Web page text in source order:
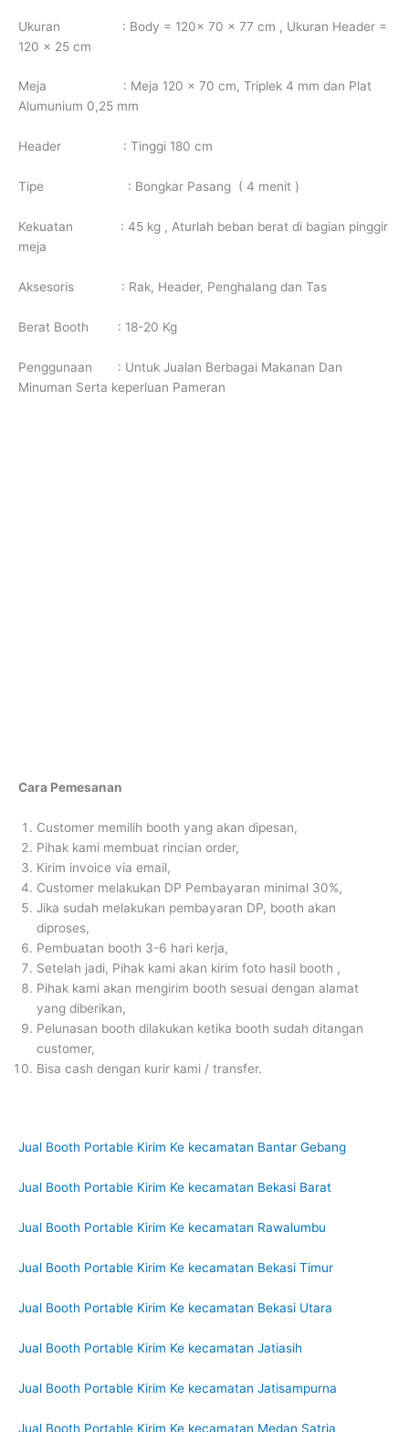
Ukuran : Body = 120x 70 x 77 cm , Ukuran Header =
120 x 25 cm
Meja : Meja 120 x 70 cm, Triplek 4 mm dan Plat
Alumunium 0,25 mm
Header : Tinggi 180 cm
Tipe : Bongkar Pasang ( 4 menit )
Kekuatan : 45 kg , Aturlah beban berat di bagian pinggir
meja
Aksesoris : Rak, Header, Penghalang dan Tas
Berat Booth : 18-20 Kg
Penggunaan : Untuk Jualan Berbagai Makanan Dan
Minuman Serta keperluan Pameran
Cara Pemesanan
Customer memilih booth yang akan dipesan,
Pihak kami membuat rincian order,
Kirim invoice via email,
Customer melakukan DP Pembayaran minimal 30%,
Jika sudah melakukan pembayaran DP, booth akan
diproses,
Pembuatan booth 3-6 hari kerja,
Setelah jadi, Pihak kami akan kirim foto hasil booth ,
Pihak kami akan mengirim booth sesuai dengan alamat
yang diberikan,
Pelunasan booth dilakukan ketika booth sudah ditangan
customer,
Bisa cash dengan kurir kami / transfer.
Jual Booth Portable Kirim Ke kecamatan Bantar Gebang
Jual Booth Portable Kirim Ke kecamatan Bekasi Barat
Jual Booth Portable Kirim Ke kecamatan Rawalumbu
Jual Booth Portable Kirim Ke kecamatan Bekasi Timur
Jual Booth Portable Kirim Ke kecamatan Bekasi Utara
Jual Booth Portable Kirim Ke kecamatan Jatiasih
Jual Booth Portable Kirim Ke kecamatan Jatisampurna
Jual Booth Portable Kirim Ke kecamatan Medan Satria